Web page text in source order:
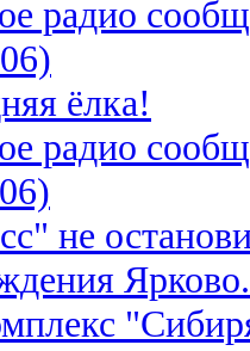
радио
ёлка!
радио
не